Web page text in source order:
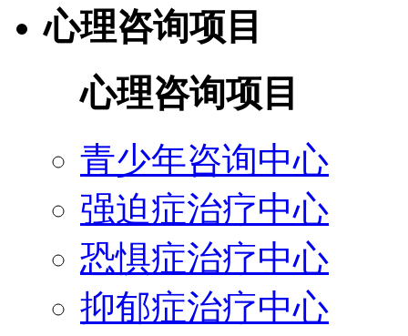
心理咨询项目
心理咨询项目
青少年咨询中心
强迫症治疗中心
恐惧症治疗中心
抑郁症治疗中心